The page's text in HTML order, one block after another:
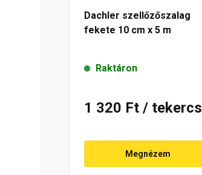
Dachler szellőzőszalag
fekete 10 cm x 5 m
Raktáron
1 320 Ft / tekercs
Megnézem